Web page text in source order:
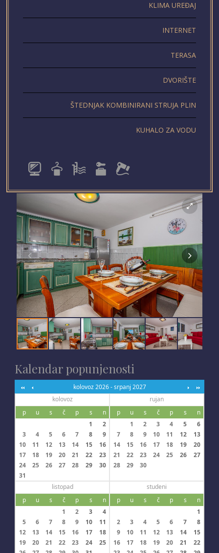
KLIMA UREĐAJ
INTERNET
TERASA
DVORIŠTE
ŠTEDNJAK KOMBINIRANI STRUJA PLIN
KUHALO ZA VODU
Kalendar popunjenosti
kolovoz 2026 - srpanj 2027
kolovoz
p
u s č p s
n
1
2
3
4 5 6 7 8
9
10
11 12 13 14 15
16
17
18 19 20 21 22
23
24
25 26 27 28 29
30
31
rujan
p
u s č p s
n
1
2 3 4 5
6
7
8 9 10 11 12
13
14
15 16 17 18 19
20
21
22 23 24 25 26
27
28
29 30
listopad
p
u s č p s
n
1
2 3
4
5
6 7 8 9 10
11
12
13 14 15 16 17
18
19
20 21 22 23 24
25
studeni
p
u s č p s
n
1
2
3 4 5 6 7
8
9
10 11 12 13 14
15
16
17 18 19 20 21
22